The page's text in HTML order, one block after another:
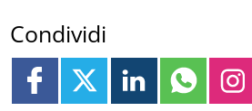
Condividi